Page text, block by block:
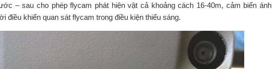
– sau cho phép flycam phát hiện vật cả khoảng cách 16-40m, cảm biến ánh
điều khiển quan sát flycam trong điều kiện thiếu sáng.